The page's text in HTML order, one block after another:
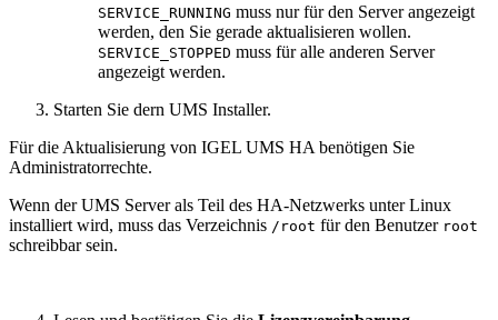
SERVICE_RUNNING muss nur für den Server angezeigt
werden, den Sie gerade aktualisieren wollen.
SERVICE_STOPPED muss für alle anderen Server
angezeigt werden.
Starten Sie dern UMS Installer.
Für die Aktualisierung von IGEL UMS HA benötigen Sie
Administratorrechte.
Wenn der UMS Server als Teil des HA-Netzwerks unter Linux
installiert wird, muss das Verzeichnis /root für den Benutzer root
schreibbar sein.